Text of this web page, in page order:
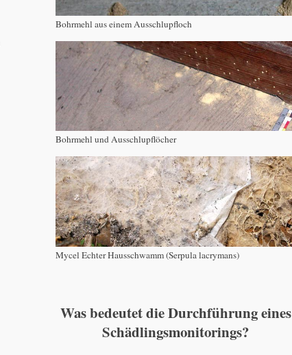
Bohrmehl aus einem Ausschlupfloch
Bohrmehl und Ausschlupflöcher
Mycel Echter Hausschwamm (Serpula lacrymans)
Was bedeutet die Durchführung eines
Schädlingsmonitorings?